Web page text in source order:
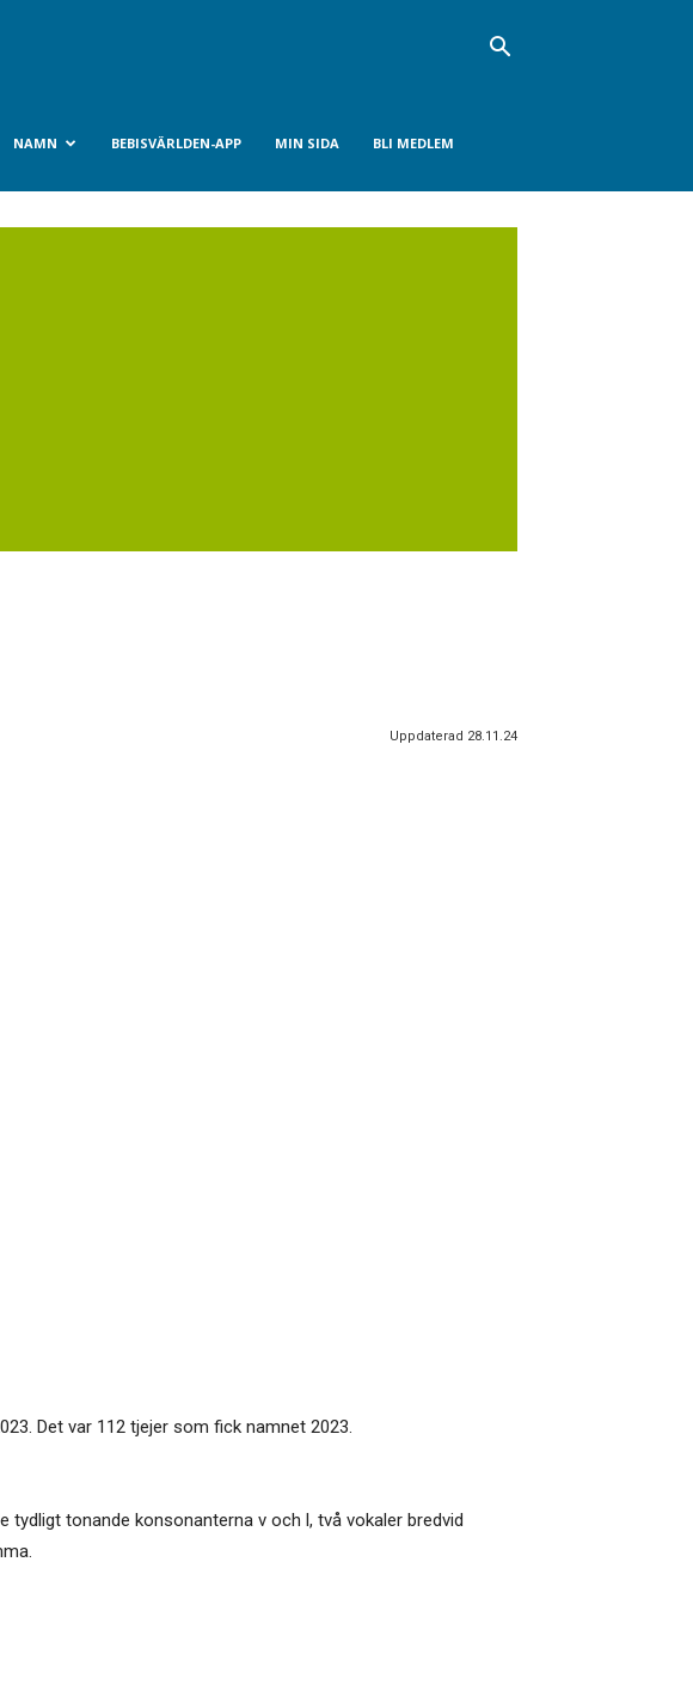
NAMN BEBISVÄRLDEN-APP MIN SIDA BLI MEDLEM
Uppdaterad 28.11.24
Det var 112 tjejer som fick namnet 2023.
tonande konsonanterna v och l, två vokaler bredvid